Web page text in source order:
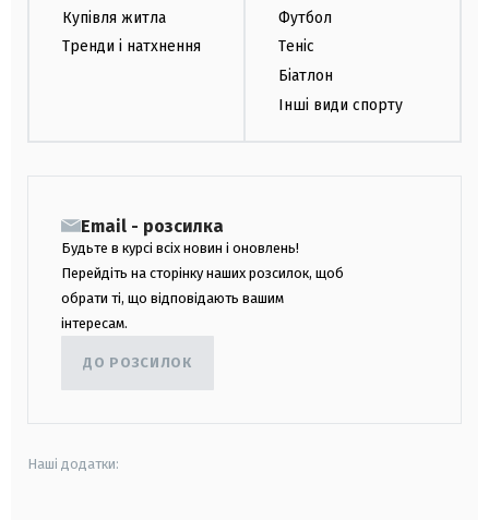
Купівля житла
Тренди і натхнення
Футбол
Теніс
Біатлон
Інші види спорту
Email - розсилка
Будьте в курсі всіх новин і оновлень!
Перейдіть на сторінку наших розсилок, щоб
обрати ті, що відповідають вашим
інтересам.
ДО РОЗСИЛОК
Наші додатки: